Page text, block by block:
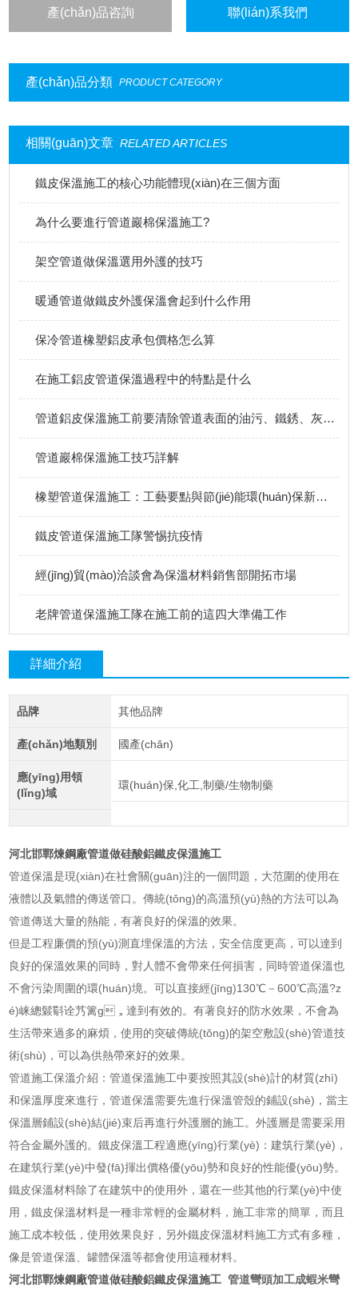
產(chǎn)品咨詢 聯(lián)系我們
產(chǎn)品分類 PRODUCT CATEGORY
相關(guān)文章 RELATED ARTICLES
鐵皮保溫施工的核心功能體現(xiàn)在三個方面
為什么要進行管道巖棉保溫施工?
架空管道做保溫選用外護的技巧
暖通管道做鐵皮外護保溫會起到什么作用
保冷管道橡塑鋁皮承包價格怎么算
在施工鋁皮管道保溫過程中的特點是什么
管道鋁皮保溫施工前要清除管道表面的油污、鐵銹、灰塵等雜物
管道巖棉保溫施工技巧詳解
橡塑管道保溫施工：工藝要點與節(jié)能環(huán)保新趨勢
鐵皮管道保溫施工隊警惕抗疫情
經(jīng)貿(mào)洽談會為保溫材料銷售部開拓市場
老牌管道保溫施工隊在施工前的這四大準備工作
詳細介紹
品牌 其他品牌
產(chǎn)地類別 國產(chǎn)
應(yīng)用領
(lǐng)域
環(huán)保,化工,制藥/生物制藥
河北邯鄲煉鋼廠管道做硅酸鋁鐵皮保溫施工
管道保溫是現(xiàn)在社會關(guān)注的一個問題，大范圍的使用在
液體以及氣體的傳送管口。傳統(tǒng)的高溫預(yù)熱的方法可以為
管道傳送大量的熱能，有著良好的保溫的效果。
但是工程廉價的預(yù)測直埋保溫的方法，安全信度更高，可以達到
良好的保溫效果的同時，對人體不會帶來任何損害，同時管道保溫也
不會污染周圍的環(huán)境。可以直接經(jīng)130℃－600℃高溫?z
é)崃總鬏斣诠艿篱g，達到有效的。有著良好的防水效果，不會為
生活帶來過多的麻煩，使用的突破傳統(tǒng)的架空敷設(shè)管道技
術(shù)，可以為供熱帶來好的效果。
管道施工保溫介紹：管道保溫施工中要按照其設(shè)計的材質(zhì)
和保溫厚度來進行，管道保溫需要先進行保溫管殼的鋪設(shè)，當主
保溫層鋪設(shè)結(jié)束后再進行外護層的施工。外護層是需要采用
符合金屬外護的。鐵皮保溫工程適應(yīng)行業(yè)：建筑行業(yè)，
在建筑行業(yè)中發(fā)揮出價格優(yōu)勢和良好的性能優(yōu)勢。
鐵皮保溫材料除了在建筑中的使用外，還在一些其他的行業(yè)中使
用，鐵皮保溫材料是一種非常輕的金屬材料，施工非常的簡單，而且
施工成本較低，使用效果良好，另外鐵皮保溫材料施工方式有多種，
像是管道保溫、罐體保溫等都會使用這種材料。
河北邯鄲煉鋼廠管道做硅酸鋁鐵皮保溫施工 管道彎頭加工成蝦米彎